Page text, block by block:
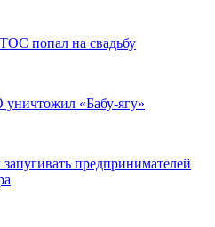
попал на свадьбу
«Бабу-ягу»
предпринимателей